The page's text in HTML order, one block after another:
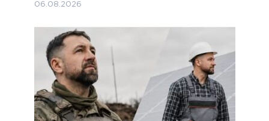
06.08.2026